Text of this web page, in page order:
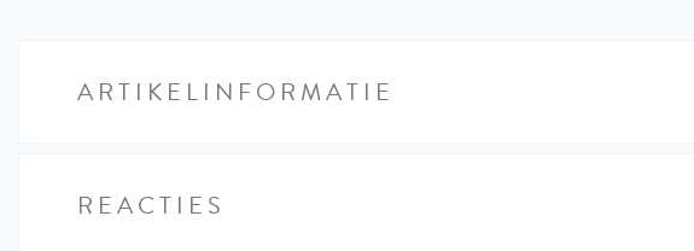
ARTIKELINFORMATIE
REACTIES